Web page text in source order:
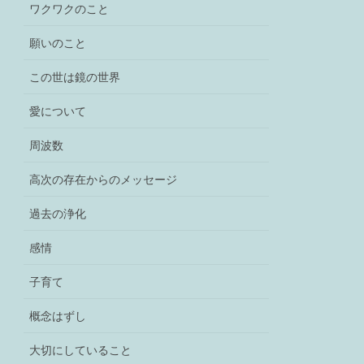
ワクワクのこと
願いのこと
この世は鏡の世界
愛について
周波数
高次の存在からのメッセージ
過去の浄化
感情
子育て
概念はずし
大切にしていること